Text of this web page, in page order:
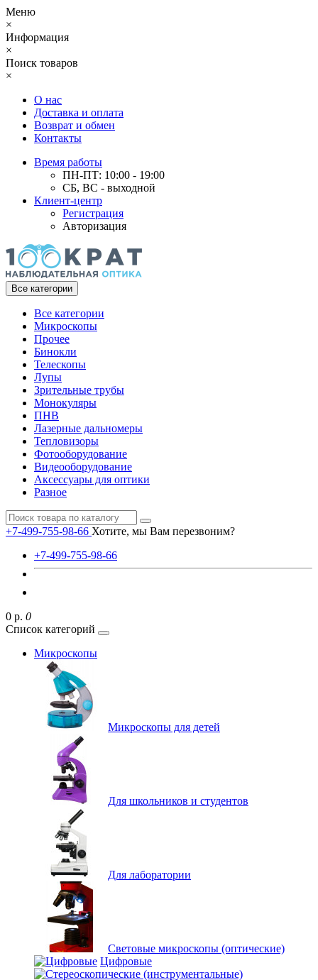
Меню
×
Информация
×
Поиск товаров
×
О нас
Доставка и оплата
Возврат и обмен
Контакты
Время работы
ПН-ПТ: 10:00 - 19:00
СБ, ВС - выходной
Клиент-центр
Регистрация
Авторизация
Все категории
Все категории
Микроскопы
Прочее
Бинокли
Телескопы
Лупы
Зрительные трубы
Монокуляры
ПНВ
Лазерные дальномеры
Тепловизоры
Фотооборудование
Видеооборудование
Аксессуары для оптики
Разное
+7-499-755-98-66 Хотите, мы Вам перезвоним?
+7-499-755-98-66
0 р. 0
Список категорий
Микроскопы
Микроскопы для детей
Для школьников и студентов
Для лаборатории
Световые микроскопы (оптические)
Цифровые